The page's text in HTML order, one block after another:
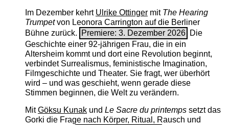
Im Dezember kehrt Ulrike Ottingermit The ­Hearing
Trumpetvon Leonora Carrington auf die Berliner
Bühne zurück.
Premiere: 3. Dezember 2026 Die
Geschichte einer 92-jährigen Frau, die in ein
Altersheim kommt und dort eine Revolution beginnt,
verbindet Surrealismus, feministische Imagination,
Filmgeschichte und Theater. Sie fragt, wer überhört
wird – und was geschieht, wenn gerade diese
Stimmen beginnen, die Welt zu verändern.
MitGöksu Kunakund Le Sacre du printempssetzt das
Gorki die Frage nach Körper, Ritual, Rausch und